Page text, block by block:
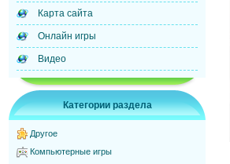
Карта сайта
Онлайн игры
Видео
Категории раздела
Другое
Компьютерные игры